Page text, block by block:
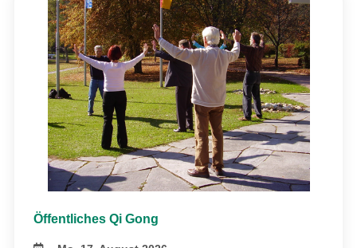
Öffentliches Qi Gong